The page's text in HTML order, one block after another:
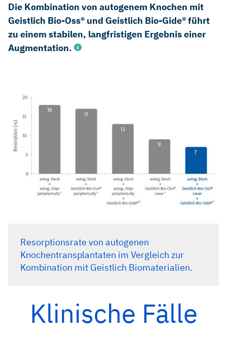
Die Kombination von autogenem Knochen mit
Geistlich Bio-Oss® und Geistlich Bio-Gide® führt
zu einem stabilen, langfristigen Ergebnis einer
Augmentation.
Maiorana C, et al.: Int J Periodontics Restorative Dent 2005;
25(1): 19-25.
Maiorana C, et al.: Open Dent J 2011; 5: 71-78.
Schlegel KA, et al.: Int J Oral Maxillofac Implants 2003;
Jensen T, et al.: Clin Oral Implants Res 2012; 23(8): 902-
Proussaefs P, et al.: Int J Oral Maxillofac Implants 2002;
2006; 26(1): 43-51.
von Arx T & Buser D: Clin Oral Implants Res 2006; 17(4):
359-66.
Resorptionsrate von autogenen
Knochentransplantaten im Vergleich zur
Kombination mit Geistlich Biomaterialien.
Klinische Fälle